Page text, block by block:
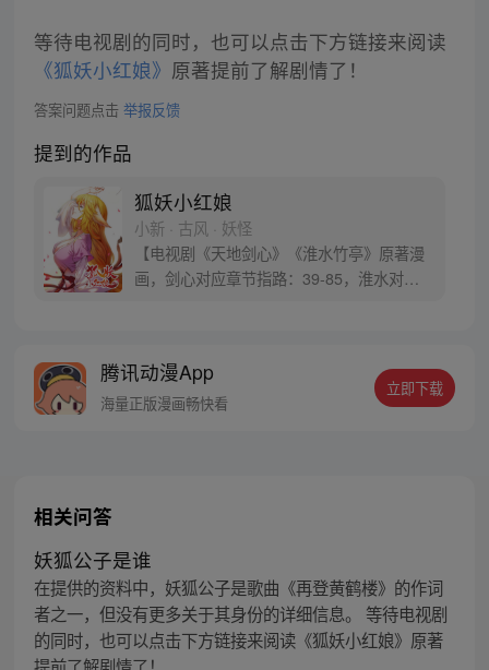
等待电视剧的同时，也可以点击下方链接来阅读
《狐妖小红娘》 原著提前了解剧情了！
答案问题点击 举报反馈
提到的作品
狐妖小红娘
小新 · 古风 · 妖怪
【电视剧《天地剑心》《淮水竹亭》原著漫
画，剑心对应章节指路：39-85，淮水对应
腾讯动漫App
海量正版漫画畅快看
立即下载
相关问答
妖狐公子是谁
在提供的资料中，妖狐公子是歌曲《再登黄鹤楼》的作词
者之一，但没有更多关于其身份的详细信息。 等待电视剧
的同时，也可以点击下方链接来阅读《狐妖小红娘》原著